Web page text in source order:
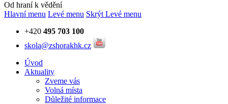
Od hraní k vědění
Hlavní menu Levé menu Skrýt Levé menu
+420 495 703 100
skola@zshorakhk.cz
Úvod
Aktuality
Zveme vás
Volná místa
Důležité informace